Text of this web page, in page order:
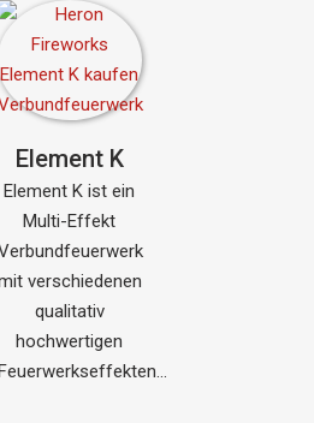
Element K
Element K ist ein
Multi-Effekt
verschiedenen
qualitativ
hochwertigen